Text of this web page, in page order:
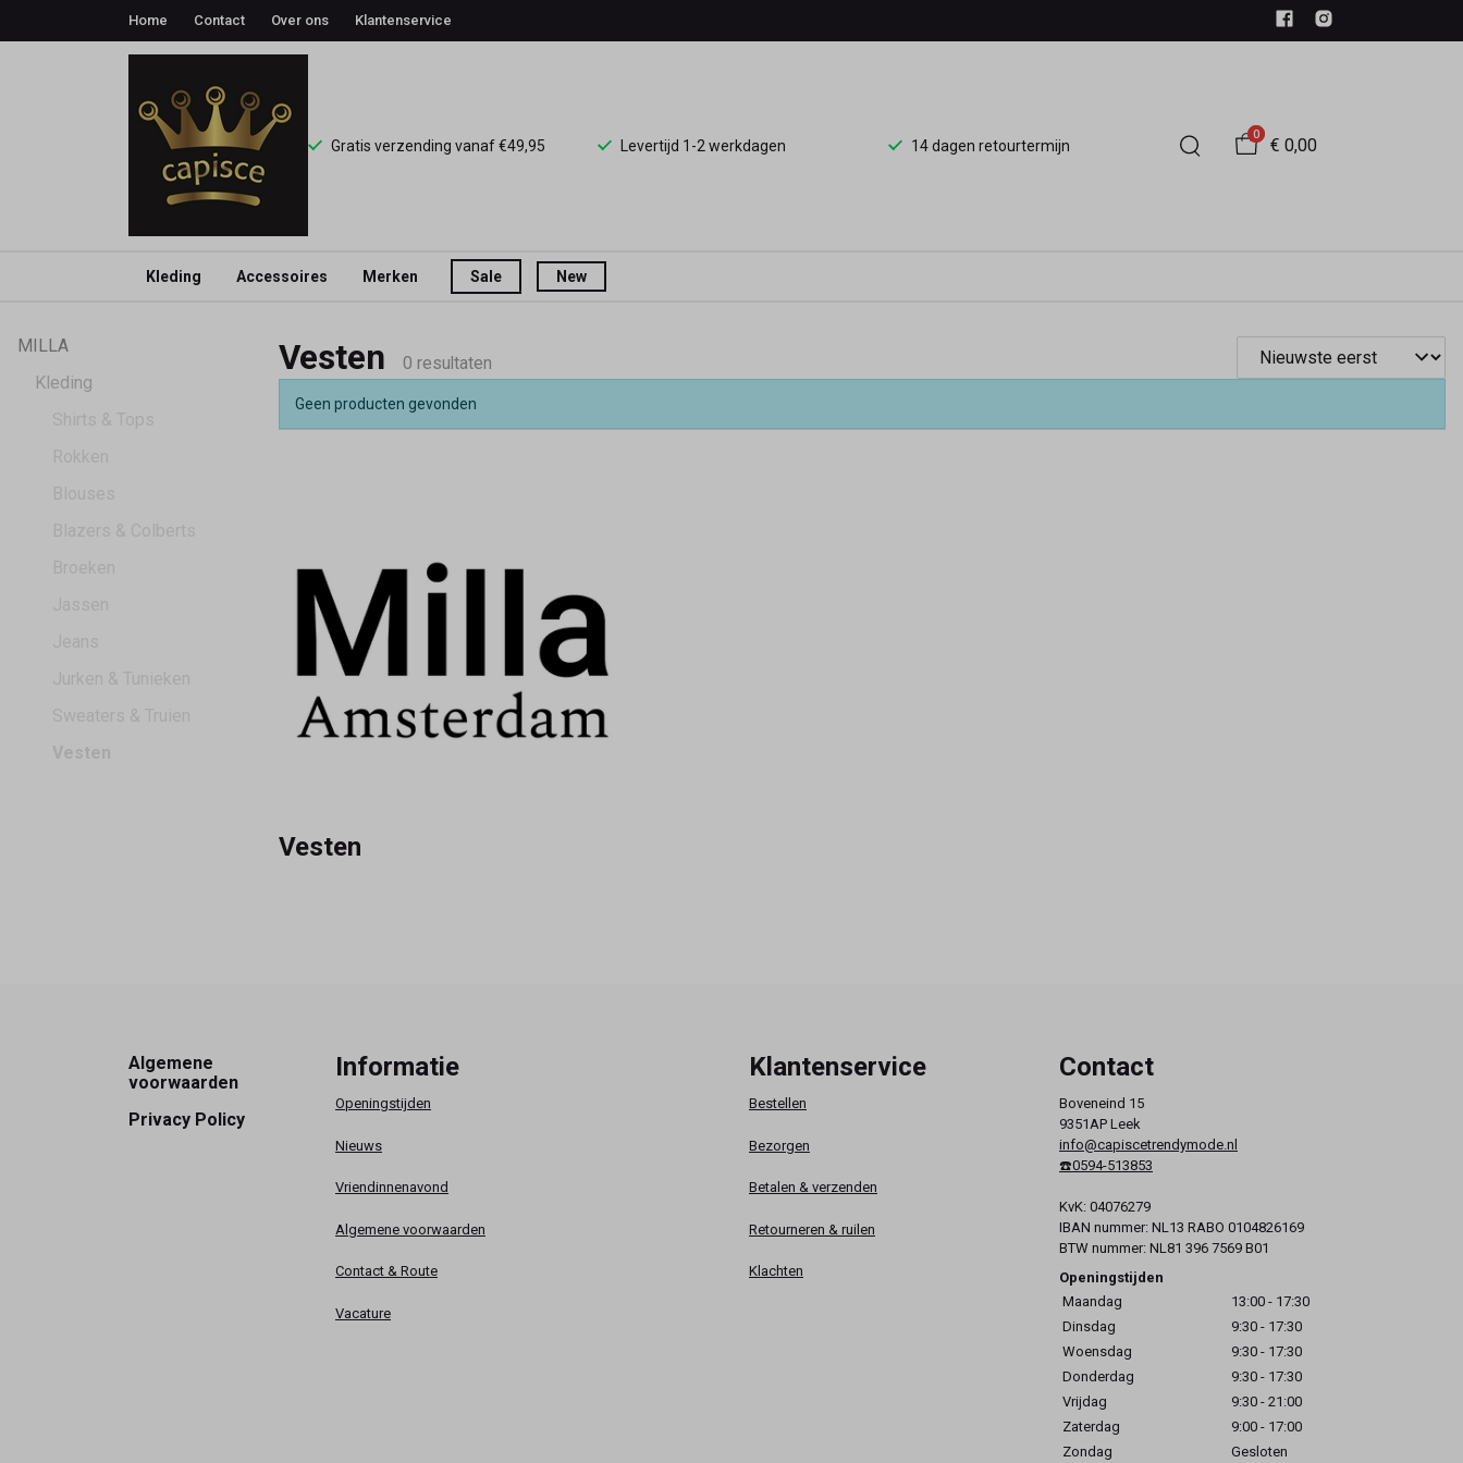
Home Contact Over ons Klantenservice
Gratis verzending vanaf €49,95 Levertijd 1-2 werkdagen 14 dagen retourtermijn
0
€ 0,00
Kleding Accessoires Merken Sale New
Vesten
MILLA
Kleding
Vesten 0 resultaten
Geen producten gevonden
Vesten
Footer
Algemene
voorwaarden
Privacy Policy
Informatie
Openingstijden
Nieuws
Vriendinnenavond
Algemene voorwaarden
Contact & Route
Vacature
Klantenservice
Bestellen
Bezorgen
Betalen & verzenden
Retourneren & ruilen
Klachten
Contact
Boveneind 15
9351AP Leek
info@capiscetrendymode.nl
☎️0594-513853
KvK: 04076279
IBAN nummer: NL13 RABO 0104826169
BTW nummer: NL81 396 7569 B01
Openingstijden
Maandag
13:00 - 17:30
Dinsdag
9:30 - 17:30
Woensdag
9:30 - 17:30
Donderdag
9:30 - 17:30
Vrijdag
9:30 - 21:00
Zaterdag
9:00 - 17:00
Zondag
Gesloten